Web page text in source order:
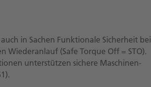
in Sachen Funktionale Sicherheit bei
Wiederanlauf (Safe Torque Off = STO).
unterstützen sichere Maschinen­